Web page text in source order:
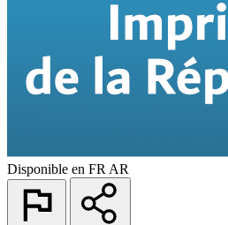
Disponible en FR AR